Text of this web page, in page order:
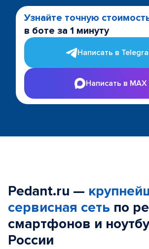
Узнайте точную
в боте за 1 минуту
Написать в
Написать в MAX
Pedant.ru —
сервисная сеть по
смартфонов и
России